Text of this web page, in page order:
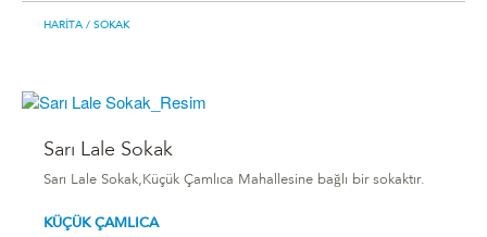
HARITA / SOKAK
Sarı Lale Sokak
Sarı Lale Sokak,Küçük Çamlıca Mahallesine bağlı bir sokaktır.
KÜÇÜK ÇAMLICA